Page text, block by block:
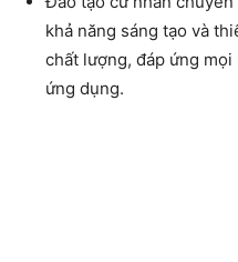
khả năng sáng tạo và
chất lượng, đáp ứng
ứng dụng.